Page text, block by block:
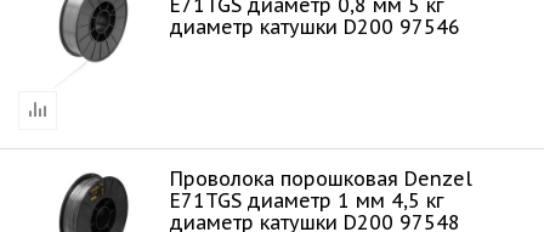
Е71TGS диаметр 0,8 мм 5 кг
диаметр катушки D200 97546
Проволока порошковая Denzel
Е71TGS диаметр 1 мм 4,5 кг
диаметр катушки D200 97548